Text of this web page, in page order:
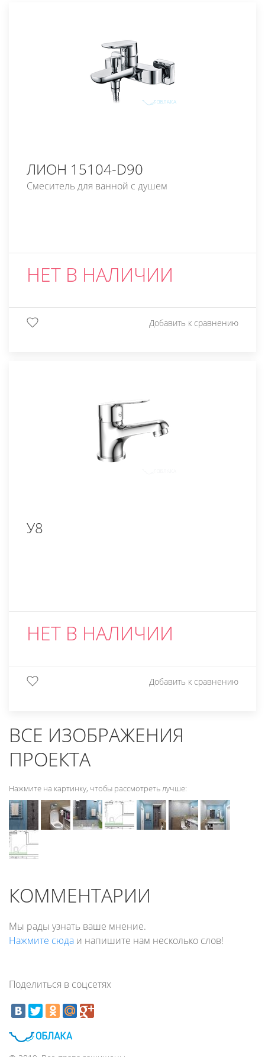
ЛИОН 15104-D90
Смеситель для ванной с душем
НЕТ В НАЛИЧИИ
Добавить к сравнению
У8
НЕТ В НАЛИЧИИ
Добавить к сравнению
ВСЕ ИЗОБРАЖЕНИЯ
ПРОЕКТА
Нажмите на картинку, чтобы рассмотреть лучше:
КОММЕНТАРИИ
Мы рады узнать ваше мнение.
Нажмите сюда и напишите нам несколько слов!
Поделиться в соцсетях